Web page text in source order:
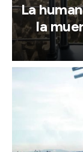
La
la